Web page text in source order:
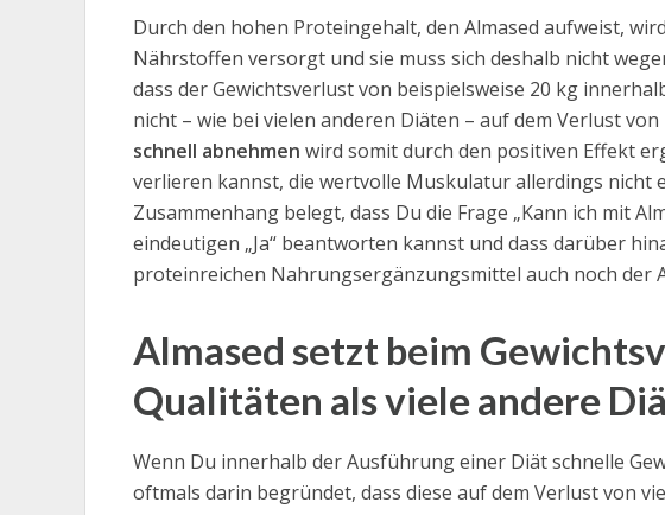
Durch den hohen Proteingehalt, den Almased aufweist,
Nährstoffen versorgt und sie muss sich deshalb nicht
dass der Gewichtsverlust von beispielsweise 20 kg
nicht – wie bei vielen anderen Diäten – auf dem Verlust
schnell abnehmen wird somit durch den positiven Effekt
verlieren kannst, die wertvolle Muskulatur allerdings nicht
Zusammenhang belegt, dass Du die Frage „Kann ich mit
eindeutigen „Ja“ beantworten kannst und dass darüber
proteinreichen Nahrungsergänzungsmittel auch noch der
Almased setzt beim
Qualitäten als viele andere
Wenn Du innerhalb der Ausführung einer Diät schnelle
oftmals darin begründet, dass diese auf dem Verlust von